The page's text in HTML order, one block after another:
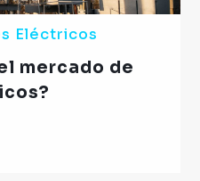
Eléctricos
mercado de